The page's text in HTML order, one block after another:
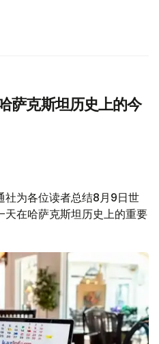
萨克斯坦历史上的今
社为各位读者总结8月9日世
在哈萨克斯坦历史上的重要